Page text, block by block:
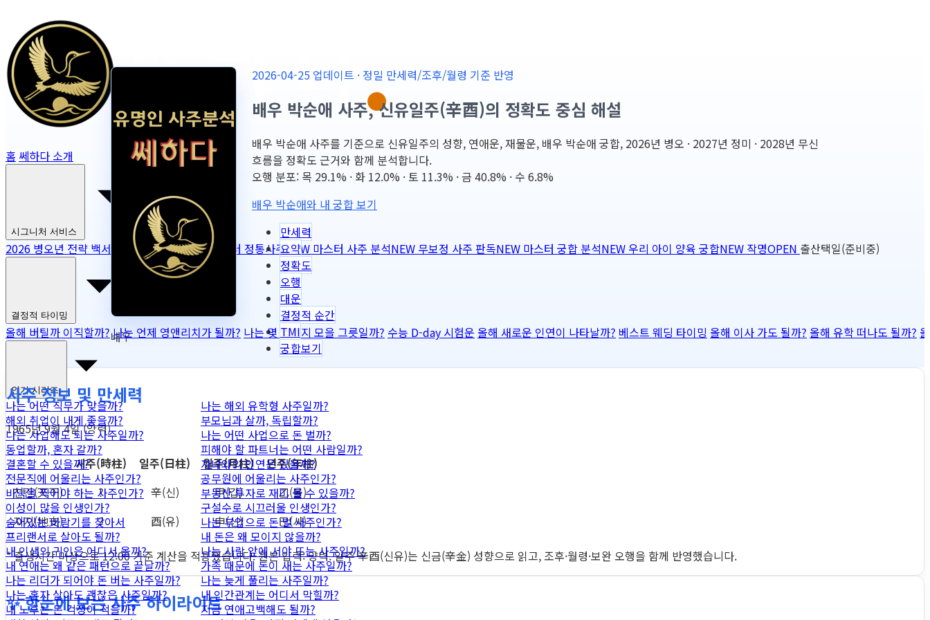
홈 쎄하다 소개
시그니처 서비스
2026 병오년 전략 백서 NEW2026 토정비결마스터 정통사주NEW 마스터 사주 분석NEW 무보정 사주 판독NEW 마스터 궁합 분석NEW 우리 아이 양육 궁합NEW 작명OPEN 출산택일(준비중)
결정적 타이밍
올해 버틸까 이직할까? 나는 언제 영앤리치가 될까? 나는 몇 억까지 모을 그릇일까? 수능 D-day 시험운 올해 새로운 인연이 나타날까? 베스트 웨딩 타이밍 올해 이사 가도 될까? 올해 유학 떠나도 될까?
인기 시리즈
나는 어떤 직무가 맞을까?
나는 해외 유학형 사주일까?
해외 취업이 내게 좋을까?
부모님과 살까, 독립할까?
나는 사업해도 되는 사주일까?
나는 어떤 사업으로 돈 벌까?
동업할까, 혼자 갈까?
피해야 할 파트너는 어떤 사람일까?
결혼할 수 있을까?
자녀와의 인연은 있을까?
전문직에 어울리는 사주인가?
공무원에 어울리는 사주인가?
바닥을 찍어야 하는 사주인가?
부동산 투자로 재미 볼 수 있을까?
이성이 많을 인생인가?
구설수로 시끄러울 인생인가?
숨어있는 바람기를 찾아서
나는 부업으로 돈 벌 사주인가?
프리랜서로 살아도 될까?
내 돈은 왜 모이지 않을까?
내 인생의 귀인은 어디서 올까?
나는 사람 앞에 서야 뜨는 사주일까?
내 연애는 왜 같은 패턴으로 끝날까?
가족 때문에 돈이 새는 사주일까?
나는 리더가 되어야 돈 버는 사주일까?
나는 늦게 풀리는 사주일까?
나는 혼자 살아도 괜찮은 사주일까?
내 인간관계는 어디서 막힐까?
내 노후는 돈 걱정이 적을까?
지금 연애고백해도 될까?
배우
2026-04-25 업데이트 · 정밀 만세력/조후/월령 기준 반영
배우 박순애 사주, 신유일주(辛酉)의 정확도 중심 해설
배우 박순애 사주를 기준으로 신유일주의 성향, 연애운, 재물운, 배우 박순애 궁합, 2026년 병오 · 2027년 정미 · 2028년 무신
흐름을 정확도 근거와 함께 분석합니다.
오행 분포: 목 29.1% · 화 12.0% · 토 11.3% · 금 40.8% · 수 6.8%
배우 박순애와 내 궁합 보기
만세력
요약
정확도
오행
대운
결정적 순간
TMI
궁합보기
사주 정보 및 만세력
1965년 9월 4일 (양력)
시주(時柱) 일주(日柱) 월주(月柱) 년주(年柱)
천간(天干) ? 辛(신) 甲(갑) 乙(을)
지지(地支) ? 酉(유) 申(신) 巳(사)
* 출생시간 미상으로 12:00 기준 계산을 적용했습니다. 원본 입력: 양력. 일주 辛酉(신유)는 신금(辛金) 성향으로 읽고, 조후·월령·보완 오행을 함께 반영했습니다.
✨ 한눈에 보는 사주 하이라이트